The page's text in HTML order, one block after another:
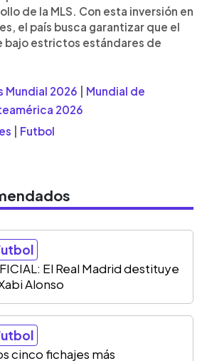
de la MLS. Con esta inversión en
el país busca garantizar que el
bajo estrictos estándares de
Mundial 2026
Mundial de
2026
Futbol
El Real Madrid destituye
Alonso
cinco fichajes más